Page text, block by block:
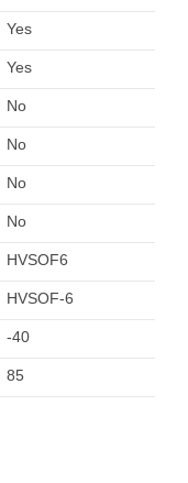
Yes
Yes
No
No
No
No
HVSOF6
HVSOF-6
-40
85